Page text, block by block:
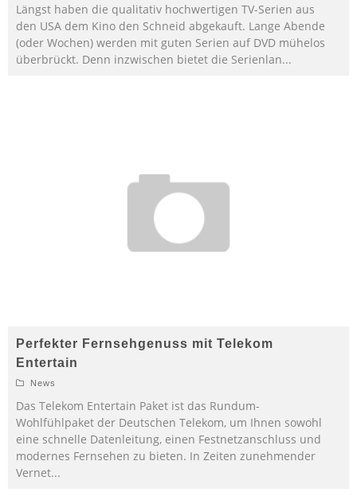
Längst haben die qualitativ hochwertigen TV-Serien aus
den USA dem Kino den Schneid abgekauft. Lange Abende
(oder Wochen) werden mit guten Serien auf DVD mühelos
überbrückt. Denn inzwischen bietet die Serienlan...
Perfekter Fernsehgenuss mit Telekom
Entertain
News
Das Telekom Entertain Paket ist das Rundum-
Wohlfühlpaket der Deutschen Telekom, um Ihnen sowohl
eine schnelle Datenleitung, einen Festnetzanschluss und
modernes Fernsehen zu bieten. In Zeiten zunehmender
Vernet...